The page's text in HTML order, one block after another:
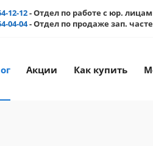
12-12- Отдел по работе с юр.
04-04- Отдел по продаже зап.
Акции Как купить